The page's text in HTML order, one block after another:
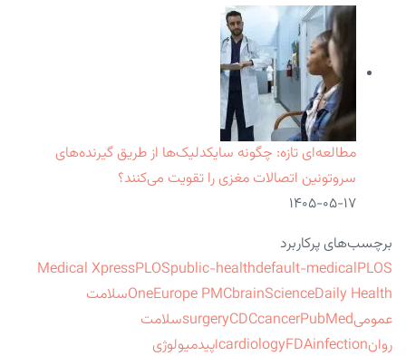
مطالعه‌ای تازه: چگونه سایکدلیک‌ها از طریق گیرنده‌های
سروتونین اتصالات مغزی را تقویت می‌کنند؟
۱۴۰۵-۰۵-۱۷
برچسب‌های پرکاربرد
Medical XpressPLOSpublic-healthdefault-medicalPLOS
OneEurope PMCbrainScienceDaily Health
سلامت
عمومی
surgeryCDCcancerPubMed
سلامت
روان
cardiologyFDAinfection
اپیدمیولوژی